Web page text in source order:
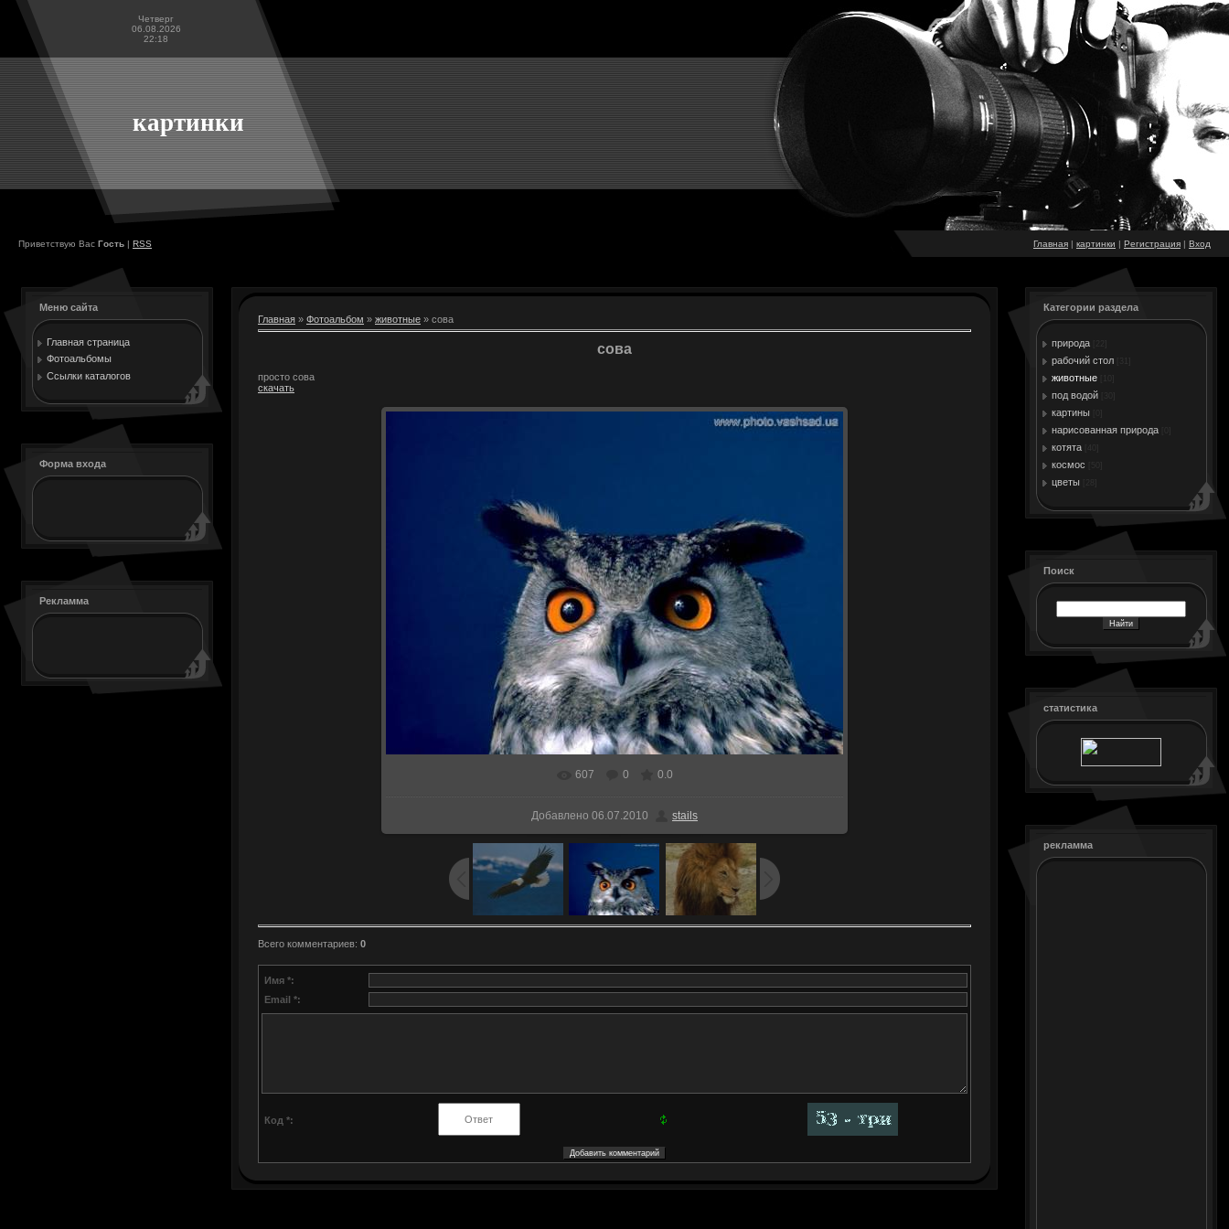
Четверг
06.08.2026
22:18
картинки
Приветствую Вас Гость | RSS Главная | картинки | Регистрация | Вход
Меню сайта
Главная страница
Фотоальбомы
Ссылки каталогов
Форма входа
Рекламма
Главная » Фотоальбом » животные » сова
сова
просто сова
скачать
607 0 0.0
Добавлено 06.07.2010 stails
Всего комментариев: 0
Имя *:
Email *:
Код *:
Категории раздела
природа
рабочий стол
животные
под водой
картины
нарисованная природа
котята
космос
цветы
Поиск
статистика
рекламма